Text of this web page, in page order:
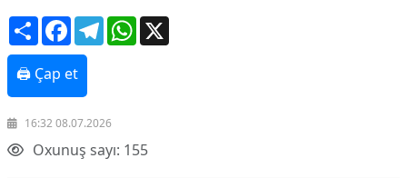
Əlaqə
Missiyamız
ShareFacebookTelegramWhatsApp
🖨 Çap et
16:32 08.07.2026
Oxunuş sayı: 155